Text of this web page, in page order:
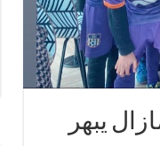
احمد دويدار فريق منتخب 2014 مازال يبهر